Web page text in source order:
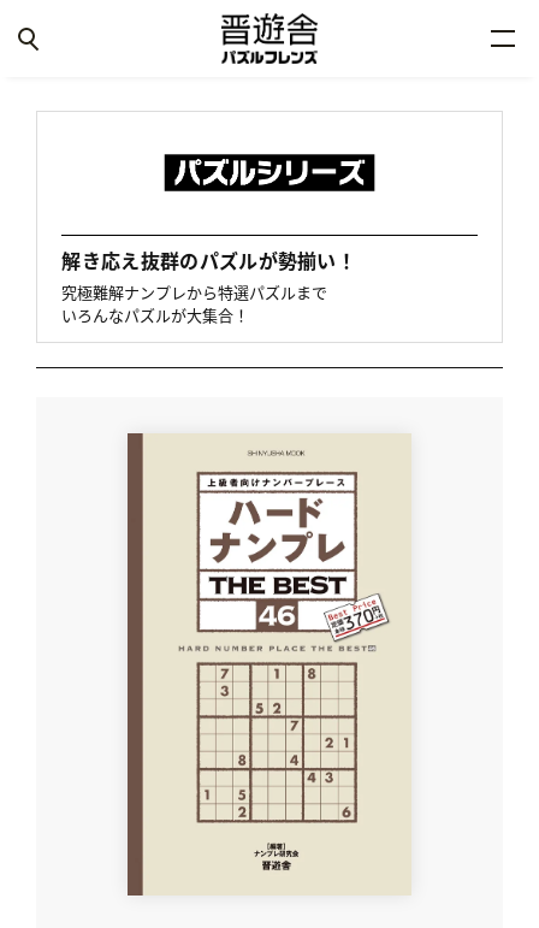
解き応え抜群のパズルが勢揃い！
究極難解ナンプレから特選パズルまで
いろんなパズルが大集合！